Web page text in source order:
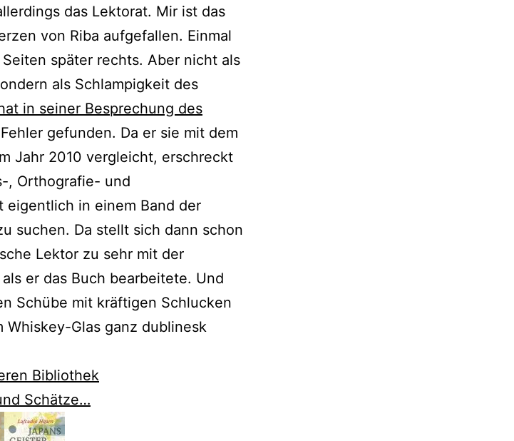
das Lektorat. Mir ist das
von Riba aufgefallen. Einmal
später rechts. Aber nicht als
als Schlampigkeit des
in seiner Besprechung des
gefunden. Da er sie mit dem
Jahr 2010 vergleicht, erschreckt
, Orthografie- und
eigentlich in einem Band der
suchen. Da stellt sich dann schon
Lektor zu sehr mit der
er das Buch bearbeitete. Und
Schübe mit kräftigen Schlucken
Whiskey-Glas ganz dublinesk
Bibliothek
Schätze…